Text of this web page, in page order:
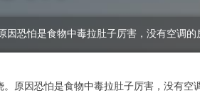
因恐怕是食物中毒拉肚子厉害，没有空调
。原因恐怕是食物中毒拉肚子厉害，没有